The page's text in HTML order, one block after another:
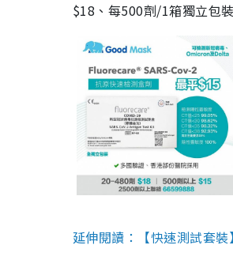
$18、每500劑/1箱獨立包
延伸閱讀：【快速測試套